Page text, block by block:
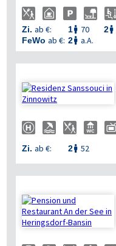
Zi. ab €: 1 70 2
FeWo ab €: 2 a.A.
Zi. ab €: 2 52